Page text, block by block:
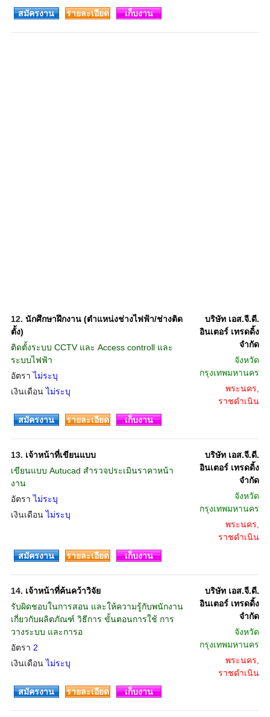
สมัครงาน
รายละเอียด เก็บงาน
12. นักศึกษาฝึกงาน (ตำแหน่งช่างไฟฟ้า/ช่างติด
ตั้ง)
ติดตั้งระบบ CCTV และ Access controll และ
ระบบไฟฟ้า
อัตราไม่ระบุ
เงินเดือนไม่ระบุ
บริษัท เอส.จี.ดี.
อินเตอร์ เทรดดิ้ง
จำกัด
จังหวัด
กรุงเทพมหานคร
พระนคร,
ราชดำเนิน
สมัครงาน
รายละเอียด เก็บงาน
13. เจ้าหน้าที่เขียนแบบ
เขียนแบบ Autucad สำรวจประเมินราคาหน้า
งาน
อัตราไม่ระบุ
เงินเดือนไม่ระบุ
บริษัท เอส.จี.ดี.
อินเตอร์ เทรดดิ้ง
จำกัด
จังหวัด
กรุงเทพมหานคร
พระนคร,
ราชดำเนิน
สมัครงาน
รายละเอียด เก็บงาน
14. เจ้าหน้าที่ค้นคว้าวิจัย
รับผิดชอบในการสอน และให้ความรู้กับพนักงาน
เกี่ยวกับผลิตภัณฑ์ วิธีการ ขั้นตอนการใช้ การ
วางระบบ และการอ
อัตรา 2
เงินเดือนไม่ระบุ
บริษัท เอส.จี.ดี.
อินเตอร์ เทรดดิ้ง
จำกัด
จังหวัด
กรุงเทพมหานคร
พระนคร,
ราชดำเนิน
สมัครงาน
รายละเอียด เก็บงาน